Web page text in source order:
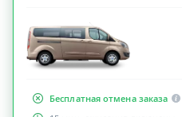
Бесплатная отмена заказа